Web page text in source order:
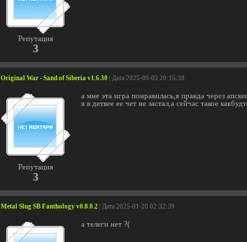
Репутация
3
Original War - Sand of Siberia v1.6.30 | Дата 2025-09-03 20:15:38
Репутация
3
а мне эта игра понравилась,я правда через
я в детвее ее чет не застал,а сейчас такое
Metal Slug SB Fanthology v0.8.0.2 | Дата 2025-01-20 02:32:39
а телеги нет ?(